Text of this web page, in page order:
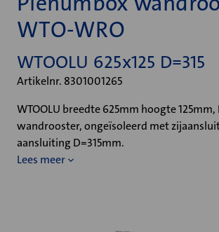
WTO-WRO
WTOOLU 625x125 D=315
Artikelnr. 8301001265
WTOOLU breedte 625mm hoogte
wandrooster, ongeïsoleerd met
aansluiting D=315mm.
Lees meer